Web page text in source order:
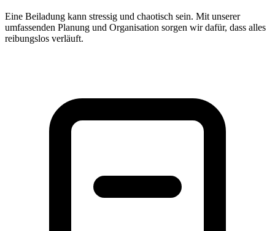
Eine Beiladung kann stressig und chaotisch sein. Mit unserer
umfassenden Planung und Organisation sorgen wir dafür, dass alles
reibungslos verläuft.